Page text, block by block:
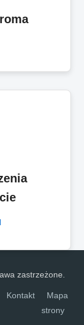
zastrzeżone.
Kontakt
Mapa
strony